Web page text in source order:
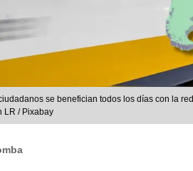
se benefician todos los días con la
LR / Pixabay